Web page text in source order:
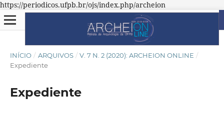
https://periodicos.ufpb.br/ojs/index.php/archeion
INÍCIO / ARQUIVOS / V. 7 N. 2 (2020): ARCHEION ONLINE /
Expediente
Expediente